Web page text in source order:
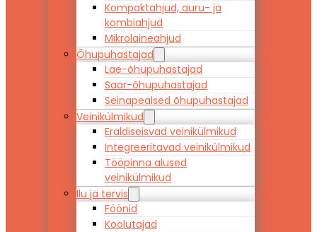
Kompaktahjud, auru- ja
kombiahjud
Mikrolaineahjud
Õhupuhastajad
Lae-õhupuhastajad
Saar-õhupuhastajad
Seinapealsed õhupuhastajad
Veinikülmikud
Eraldiseisvad veinikülmikud
Integreeritavad veinikülmikud
Tööpinna alused
veinikülmikud
Ilu ja tervis
Föönid
Koolutajad